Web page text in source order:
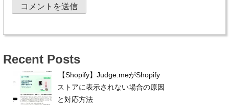
Recent Posts
【Shopify】Judge.meがShopify
ストアに表示されない場合の原因
と対応方法